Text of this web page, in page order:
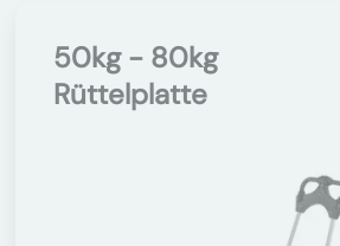
50kg - 80kg
Rüttelplatte